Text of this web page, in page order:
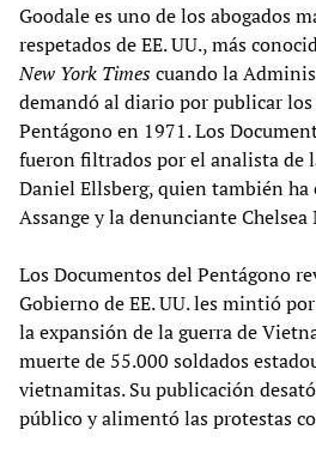
Goodale es uno de los abogados
respetados de EE. UU., más
New York Timescuando la
demandó al diario por publicar
Pentágono en 1971. Los
fueron filtrados por el analista de
Daniel Ellsberg, quien también
Assange y la denunciante
Los Documentos del Pentágono
Gobierno de EE. UU. les mintió
la expansión de la guerra de
muerte de 55.000 soldados
vietnamitas. Su publicación
público y alimentó las protestas